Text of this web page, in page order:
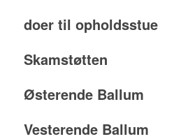
doer til opholdsstue
Skamstøtten
Østerende Ballum
Vesterende Ballum